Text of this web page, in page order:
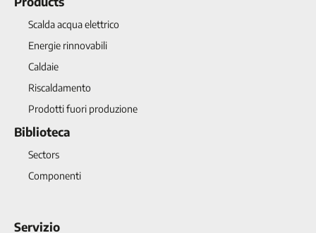
Scalda acqua elettrico
Energie rinnovabili
Caldaie
Riscaldamento
Prodotti fuori produzione
Biblioteca
Sectors
Componenti
Servizio